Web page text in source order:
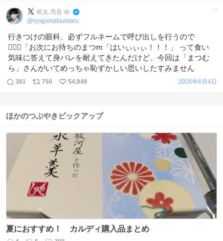
松丸 亮吾 🍥
@ryogomatsumaru
行きつけの眼科、必ずフルネームで呼び出しを行うので
🧑🏻‍⚕️「お次にお待ちのまつm「はいぃぃぃ！！！」 って食い
気味に答えて身バレを耐えてきたんだけど、今回は「まつむ
ら」さんがいてめっちゃ恥ずかしい思いしたすみません
361 750 54,949 2026年6月4日
ほかのつぶやきピックアップ
夏におすすめ！ カルディ購入品まとめ